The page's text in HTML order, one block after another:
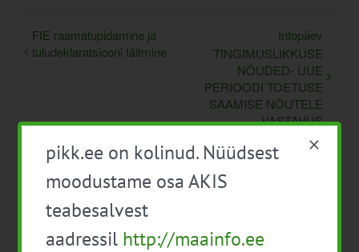
FIE raamatupidamine ja
tuludeklaratsiooni täitmine
Infopäev
TINGIMUSLIKKUSE
NÕUDED- UUE
PERIOODI TOETUSE
SAAMISE NÕUTELE
VASTAVUS
pikk.ee on kolinud. Nüüdsest
moodustame osa AKIS
teabesalvest
aadressil http://maainfo.ee